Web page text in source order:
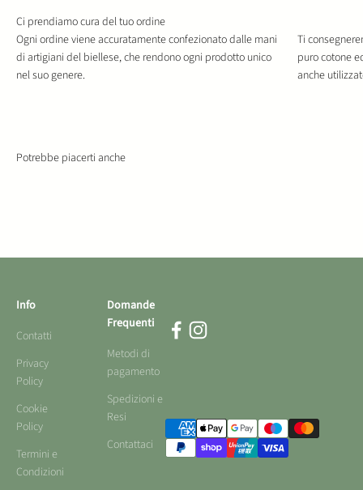
Ogni ordine viene accuratamente confezionato dalle mani
di artigiani del biellese, che rendono ogni prodotto unico
nel suo genere.
Ti
puro cotone
anche
Info
Contatti
Privacy
Policy
Cookie
Policy
Termini e
Condizioni
Domande
Frequenti
Metodi di
pagamento
Spedizioni e
Resi
Contattaci